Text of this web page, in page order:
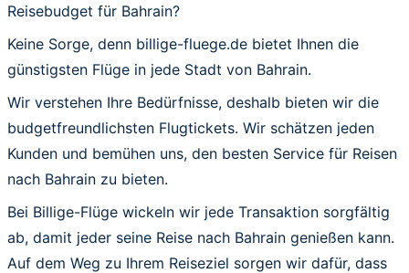
Reisebudget für Bahrain?
Keine Sorge, denn billige-fluege.de bietet Ihnen die
günstigsten Flüge in jede Stadt von Bahrain.
Wir verstehen Ihre Bedürfnisse, deshalb bieten wir die
budgetfreundlichsten Flugtickets. Wir schätzen jeden
Kunden und bemühen uns, den besten Service für Reisen
nach Bahrain zu bieten.
Bei Billige-Flüge wickeln wir jede Transaktion sorgfältig
ab, damit jeder seine Reise nach Bahrain genießen kann.
Auf dem Weg zu Ihrem Reiseziel sorgen wir dafür, dass